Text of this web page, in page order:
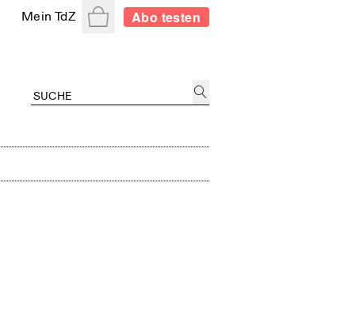
Mein TdZ WarenkorbAbo testen